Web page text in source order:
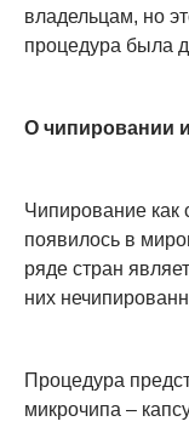
владельцам, но
процедура была
О чипировании
Чипирование как
появилось в
ряде стран
них
Процедура
микрочипа –